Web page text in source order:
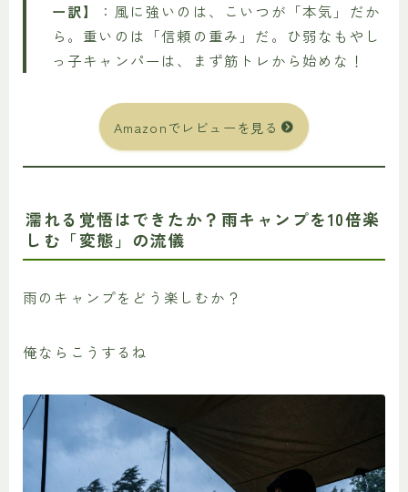
ー訳】
：風に強いのは、こいつが「本気」だか
ら。重いのは「信頼の重み」だ。ひ弱なもやし
っ子キャンパーは、まず筋トレから始めな！
Amazonでレビューを見る
濡れる覚悟はできたか？雨キャンプを10倍楽
しむ「変態」の流儀
雨のキャンプをどう楽しむか？
俺ならこうするね